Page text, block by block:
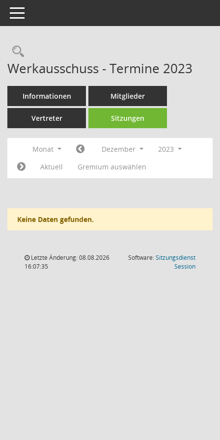
Toggle navigation
Rechercheauswahl
Werkausschuss - Termine 2023
Informationen Mitglieder
Vertreter Sitzungen
Monat Dezember
2023
Aktuell
Gremium auswählen
Keine Daten gefunden.
Letzte Änderung: 08.08.2026
16:07:35
Software:Sitzungsdienst
Session(Wird in